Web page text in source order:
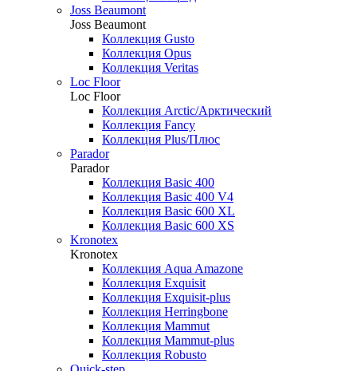
Joss Beaumont
Joss Beaumont
Коллекция Gusto
Коллекция Opus
Коллекция Veritas
Loc Floor
Loc Floor
Коллекция Arctic/Арктический
Коллекция Fancy
Коллекция Plus/Плюс
Parador
Parador
Коллекция Basic 400
Коллекция Basic 400 V4
Коллекция Basic 600 ХL
Коллекция Basic 600 ХS
Kronotex
Kronotex
Коллекция Aqua Amazone
Коллекция Exquisit
Коллекция Exquisit-plus
Коллекция Herringbone
Коллекция Mammut
Коллекция Mammut-plus
Коллекция Robusto